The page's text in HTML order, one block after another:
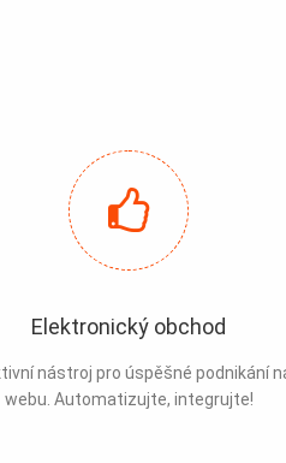
Elektronický obchod
nástroj pro úspěšné podnikání
webu. Automatizujte, integrujte!